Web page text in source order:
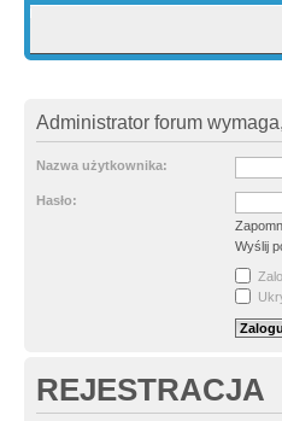
Administrator forum
Nazwa użytkownika:
Hasło:
Wyślij
REJESTRACJA